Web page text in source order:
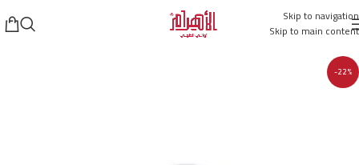
Skip to navigation
Skip to main content
-22%